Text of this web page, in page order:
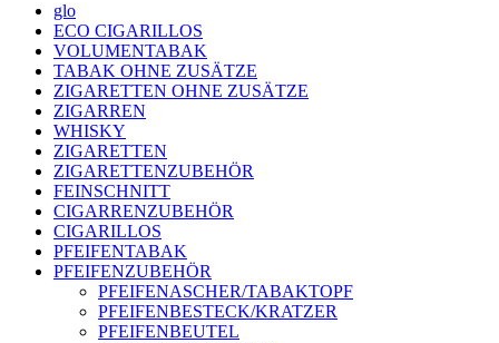
glo
ECO CIGARILLOS
VOLUMENTABAK
TABAK OHNE ZUSÄTZE
ZIGARETTEN OHNE ZUSÄTZE
ZIGARREN
WHISKY
ZIGARETTEN
ZIGARETTENZUBEHÖR
FEINSCHNITT
CIGARRENZUBEHÖR
CIGARILLOS
PFEIFENTABAK
PFEIFENZUBEHÖR
PFEIFENASCHER/TABAKTOPF
PFEIFENBESTECK/KRATZER
PFEIFENBEUTEL